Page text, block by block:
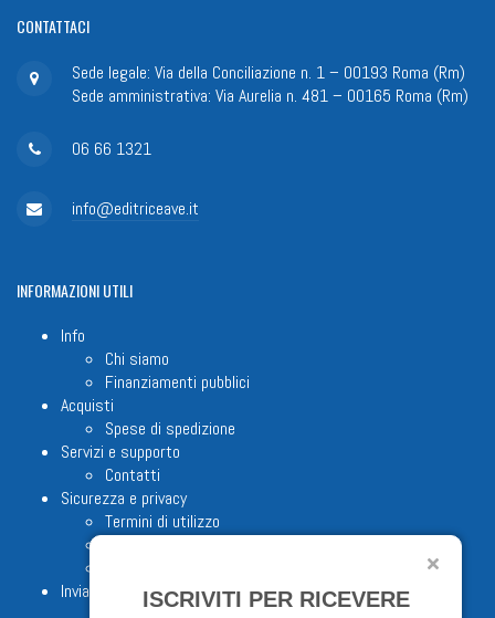
CONTATTACI
Sede legale: Via della Conciliazione n. 1 – 00193 Roma (Rm)
Sede amministrativa: Via Aurelia n. 481 – 00165 Roma (Rm)
06 66 1321
info@editriceave.it
INFORMAZIONIUTILI
Info
Chi siamo
Finanziamenti pubblici
Acquisti
Spese di spedizione
Servizi e supporto
Contatti
Sicurezza e privacy
Termini di utilizzo
Invia proposta editorialeISCRIVITI PER RICEVERE